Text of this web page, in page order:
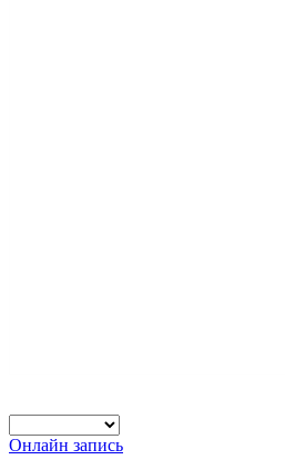
Онлайн запись